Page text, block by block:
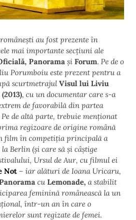
au fost prezente în
mai importante secțiuni ale
, Panorama și Forum. Pe de o
Porumboiu este prezent pentru a
scurtmetrajul Visul lui Liviu
, cu un documentar care s-a
de favorabilă din partea
de altă parte, trebuie menționat
regizoare de origine română
film în competiția principală a
Berlin (și care să și câștige
Ursul de Aur, cu filmul ei
Not– iar alături de Ioana Uricaru,
cu Lemonade, a stabilit
feminină românească la un
într-un an în care o
sunt regizate de femei.